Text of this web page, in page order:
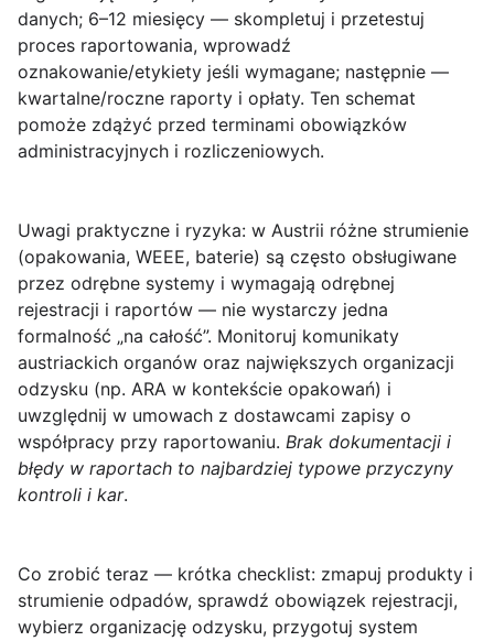
danych; 6–12 miesięcy — skompletuj i przetestuj
proces raportowania, wprowadź
oznakowanie/etykiety jeśli wymagane; następnie —
kwartalne/roczne raporty i opłaty. Ten schemat
pomoże zdążyć przed terminami obowiązków
administracyjnych i rozliczeniowych.
Uwagi praktyczne i ryzyka: w Austrii różne strumienie
(opakowania, WEEE, baterie) są często obsługiwane
przez odrębne systemy i wymagają odrębnej
rejestracji i raportów — nie wystarczy jedna
formalność „na całość”. Monitoruj komunikaty
austriackich organów oraz największych organizacji
odzysku (np. ARA w kontekście opakowań) i
uwzględnij w umowach z dostawcami zapisy o
współpracy przy raportowaniu. Brak dokumentacji i
błędy w raportach to najbardziej typowe przyczyny
kontroli i kar.
Co zrobić teraz — krótka checklist: zmapuj produkty i
strumienie odpadów, sprawdź obowiązek rejestracji,
wybierz organizację odzysku, przygotuj system